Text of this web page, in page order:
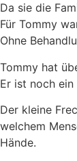
Da sie die
Für Tommy
Ohne
Tommy hat
Er ist noch
Der kleine
welchem
Hände.